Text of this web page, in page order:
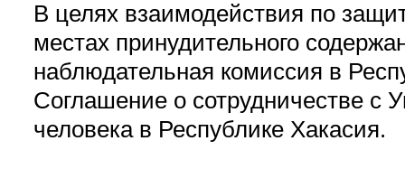
В целях взаимодействия по
местах принудительного
наблюдательная комиссия в
Соглашение о сотрудничестве с
человека в Республике Хакасия.